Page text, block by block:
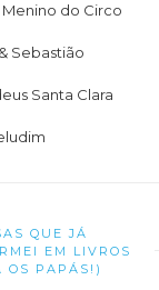
do Circo
Sebastião
Santa Clara
QUE JÁ
EM LIVROS
OS PAPÁS!)